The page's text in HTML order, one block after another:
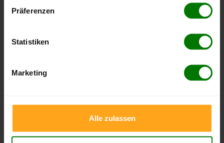
Präferenzen
Statistiken
Marketing
Alle zulassen
Höchst- und Tiefststände der
Pelletspreise für lose Holzpellets und Holzpellets
Sackware in Wriezen
. Das dazugehörige Datum zeigt,
erreicht wurde.
Lose Holzpellets